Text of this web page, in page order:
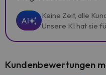
AI
Keine Zeit, alle
Unsere KI hat sie
Kundenbewertungen